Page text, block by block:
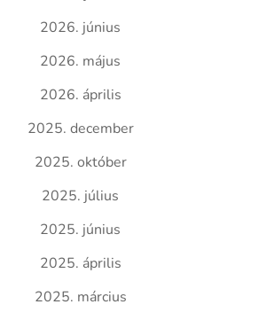
2026. június
2026. május
2026. április
2025. december
2025. október
2025. július
2025. június
2025. április
2025. március